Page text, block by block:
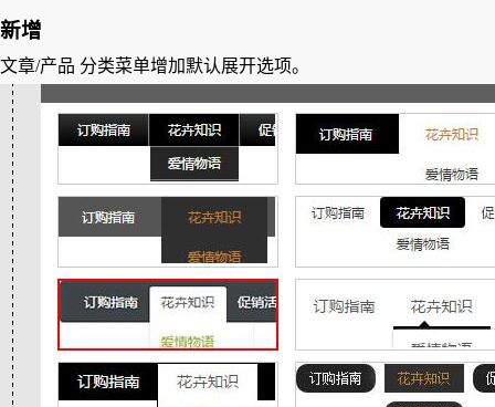
新增
文章/产品 分类菜单增加默认展开选项。